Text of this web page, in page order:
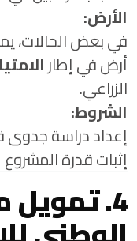
الأرض:
في بعض الحالات،
أرض في إطار
الزراعي.
الشروط:
إعداد دراسة
إثبات قدرة
4.